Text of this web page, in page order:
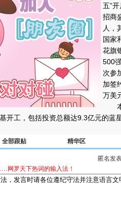
五”
招商
人，
国家
花旗
500
次参
加签
万美
本
开工，包括投资总额达9.3亿元的蓝
全部跟贴 精华区
匿名发表
网罗天下热词的输入法！